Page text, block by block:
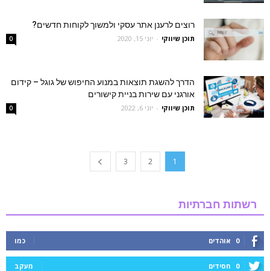
רוצים לרענן אתר עסקי ולמשוך לקוחות חדשים?
תוכן שיווקי - יוני 15, 2020 0
הדרך להשגת תוצאות במנוע החיפוש של גוגל – קידום
אורגני עם שירות בניית קישורים
תוכן שיווקי - יוני 6, 2022 0
1
2
3
רשתות חברתיות
0 אוהדים כמו
0 חסידים מעקב